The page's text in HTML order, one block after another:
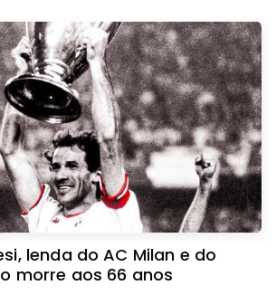
lenda do AC Milan e do
morre aos 66 anos